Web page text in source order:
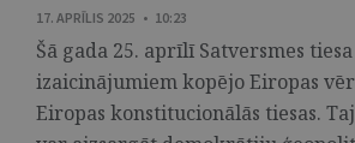
17. APRĪLIS 2025 • 10:23
Šā gada 25. aprīlī Satversmes
izaicinājumiem kopējo Eiropas
Eiropas konstitucionālās tiesas.